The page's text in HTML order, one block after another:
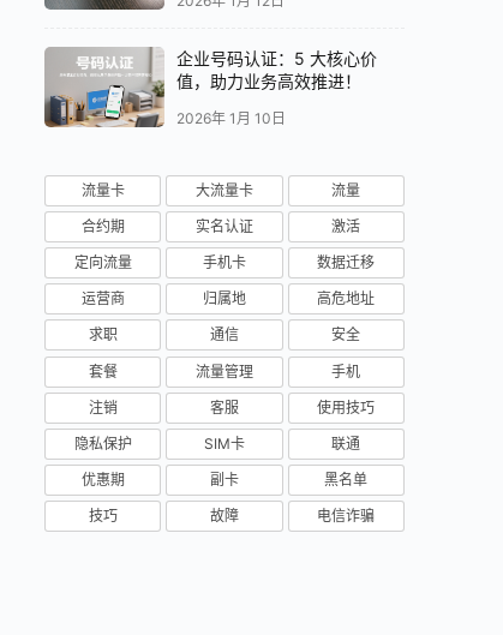
企业号码认证：5 大核心价
值，助力业务高效推进！
2026年 1月 10日
流量卡 大流量卡 流量
合约期 实名认证 激活
定向流量 手机卡 数据迁移
运营商 归属地 高危地址
求职 通信 安全
套餐 流量管理 手机
注销 客服 使用技巧
隐私保护 SIM卡 联通
优惠期 副卡 黑名单
技巧 故障 电信诈骗